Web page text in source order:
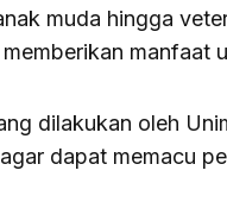
muda hingga
manfaat
dilakukan oleh
dapat memacu